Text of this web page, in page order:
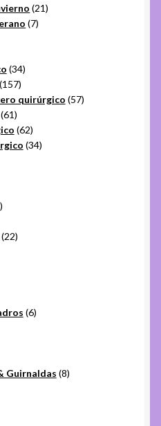
2121
77
3434
157157
productos
quirúrgico 5757
6161
productos
6262
productos
3434
121
2222
66
Guirnaldas 88